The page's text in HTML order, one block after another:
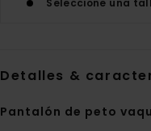
Seleccione una
Detalles &
Pantalón de peto